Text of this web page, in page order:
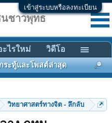
เข้าสู่ระบบหรือลงทะเบียน
วิทยาศาสตร์ทางจิต - ลึกลับ
ชาวพุทธ
ระทู้และโพสต์ล่าสุด
ะไรใหม่ วิดีโอ